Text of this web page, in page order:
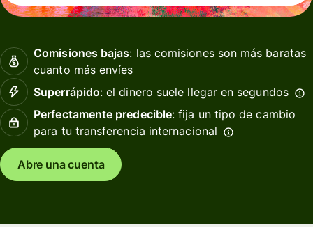
Comisiones bajas: las comisiones son más baratas
cuanto más envíes
Superrápido: el dinero suele llegar en segundos
Perfectamente predecible: fija un tipo de cambio
para tu transferencia internacional
Abre una cuenta